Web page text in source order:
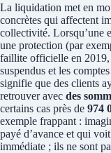
La liquidation met en
concrètes qui affectent
collectivité. Lorsqu’une
une protection (par
faillite officielle en 2019,
suspendus et les
signifie que des clients
retrouver avec des
certains cas près de 974
exemple frappant :
payé d’avance et qui
immédiate ; ils ne sont